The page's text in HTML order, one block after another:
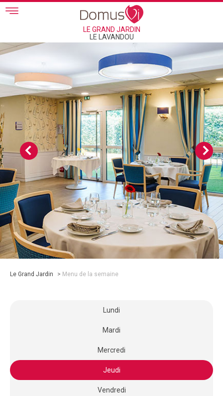
Skip to main content
LE GRAND JARDIN
LE LAVANDOU
Le Grand Jardin > Menu de la semaine
Lundi
Mardi
Mercredi
Jeudi
Vendredi